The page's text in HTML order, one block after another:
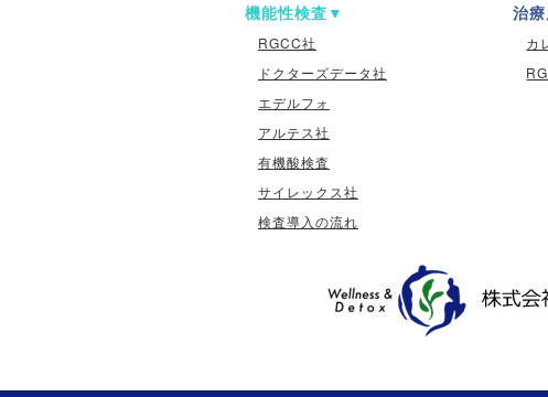
機能性検査
RGCC社
ドクターズデータ社
エデルフォ
アルテス社
有機酸検査
サイレックス社
検査導入の流れ
治
カ